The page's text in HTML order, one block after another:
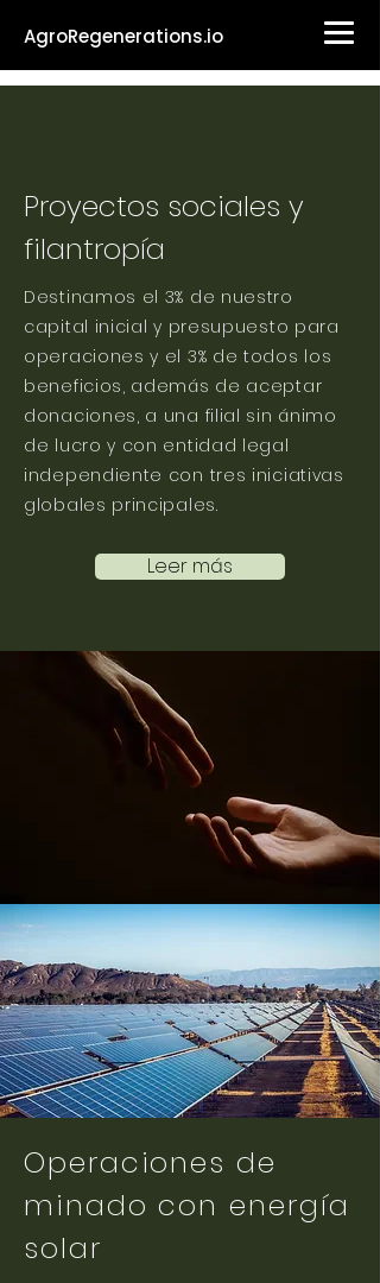
AgroRegenerations.io
Proyectos sociales y
filantropía
Destinamos el 3% de nuestro
capital inicial y presupuesto para
operaciones y el 3% de todos los
beneficios, además de aceptar
donaciones, a una filial sin ánimo
de lucro y con entidad legal
independiente con tres iniciativas
globales principales.
Leer más
Operaciones de
minado con energía
solar